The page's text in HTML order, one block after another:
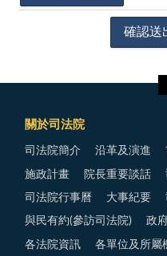
關於司法院
司法院簡介 沿革及演進
施政計畫 院長重要談話
司法院行事曆 大事紀要
與民有約(參訪司法院) 政
各法院資訊 各單位及所屬